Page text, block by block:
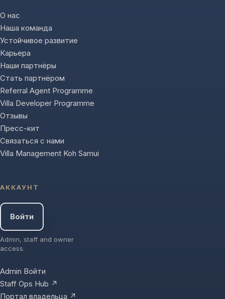
О нас
Наша команда
Устойчивое развитие
Карьера
Наши партнёры
Стать партнёром
Referral Agent Programme
Villa Developer Programme
Отзывы
Пресс-кит
Связаться с нами
Villa Management Koh Samui
АККАУНТ
Войти
Admin, staff and owner
access.
Admin Войти
Staff Ops Hub ↗
Портал владельца ↗